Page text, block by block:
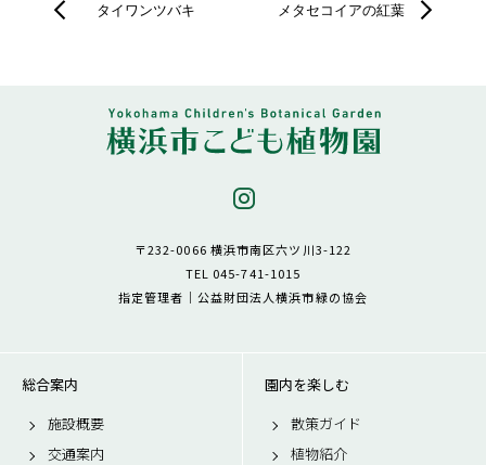
タイワンツバキ メタセコイアの紅葉
〒232-0066 横浜市南区六ツ川3-122
TEL 045-741-1015
指定管理者｜公益財団法人横浜市緑の協会
総合案内
施設概要
交通案内
園内を楽しむ
散策ガイド
植物紹介